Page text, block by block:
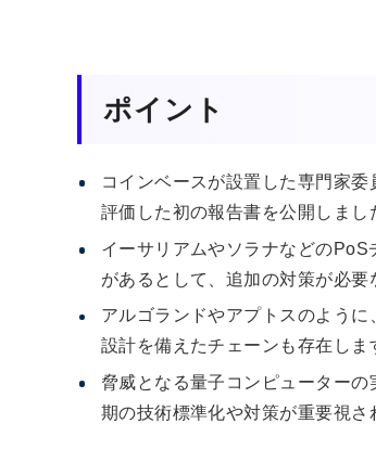
ポイント
コインベースが設置した専門家
評価した初の報告書を公開しまし
イーサリアムやソラナなどの
があるとして、追加の対策が必要
アルゴランドやアプトスのよう
設計を備えたチェーンも存在しま
脅威となる量子コンピューター
期の技術標準化や対策が重要視さ